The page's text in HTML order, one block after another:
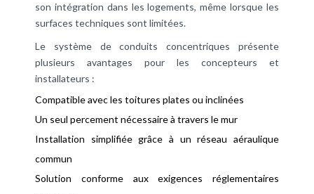
son intégration dans les logements, même lorsque les
surfaces techniques sont limitées.
Le système de conduits concentriques présente
plusieurs avantages pour les concepteurs et
installateurs :
Compatible avec les toitures plates ou inclinées
Un seul percement nécessaire à travers le mur
Installation simplifiée grâce à un réseau aéraulique
commun
Solution conforme aux exigences réglementaires